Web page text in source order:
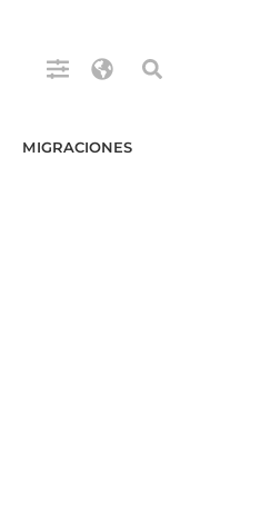
MIGRACIONES